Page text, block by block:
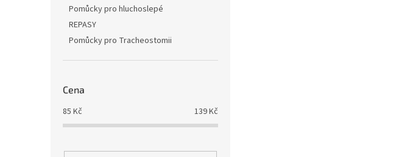
Pomůcky pro hluchoslepé
REPASY
Pomůcky pro Tracheostomii
Cena
85 Kč 139Kč